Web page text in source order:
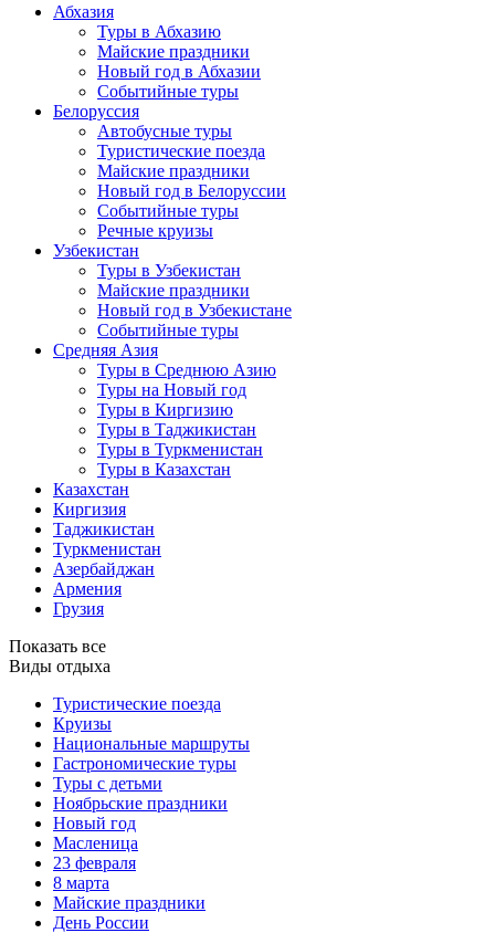
Абхазия
Туры в Абхазию
Майские праздники
Новый год в Абхазии
Событийные туры
Белоруссия
Автобусные туры
Туристические поезда
Майские праздники
Новый год в Белоруссии
Событийные туры
Речные круизы
Узбекистан
Туры в Узбекистан
Майские праздники
Новый год в Узбекистане
Событийные туры
Средняя Азия
Туры в Среднюю Азию
Туры на Новый год
Туры в Киргизию
Туры в Таджикистан
Туры в Туркменистан
Туры в Казахстан
Казахстан
Киргизия
Таджикистан
Туркменистан
Азербайджан
Армения
Грузия
Показать все
Виды отдыха
Туристические поезда
Круизы
Национальные маршруты
Гастрономические туры
Туры с детьми
Ноябрьские праздники
Новый год
Масленица
23 февраля
8 марта
Майские праздники
День России